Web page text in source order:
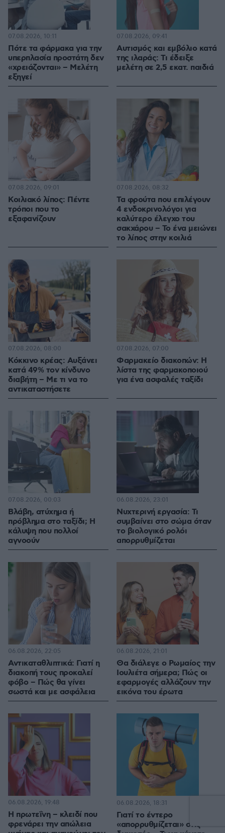
Πότε τα φάρμακα για την
υπερπλασία προστάτη δεν
«χρειάζονται» – Μελέτη
εξηγεί
07.08.2026, 10:11
Αυτισμός και εμβόλιο κατά
της ιλαράς: Τι έδειξε
μελέτη σε 2,5 εκατ. παιδιά
07.08.2026, 09:41
Κοιλιακό λίπος: Πέντε
τρόποι που το
εξαφανίζουν
07.08.2026, 09:01
Τα φρούτα που επιλέγουν
4 ενδοκρινολόγοι για
καλύτερο έλεγχο του
σακχάρου – Το ένα μειώνει
το λίπος στην κοιλιά
07.08.2026, 08:32
Κόκκινο κρέας: Αυξάνει
κατά 49% τον κίνδυνο
διαβήτη – Με τι να το
αντικαταστήσετε
07.08.2026, 08:00
Φαρμακείο διακοπών: Η
λίστα της φαρμακοποιού
για ένα ασφαλές ταξίδι
07.08.2026, 07:00
Βλάβη, ατύχημα ή
πρόβλημα στο ταξίδι; Η
κάλυψη που πολλοί
αγνοούν
07.08.2026, 00:03
Νυχτερινή εργασία: Τι
συμβαίνει στο σώμα όταν
το βιολογικό ρολόι
απορρυθμίζεται
06.08.2026, 23:01
Αντικαταθλιπτικά: Γιατί η
διακοπή τους προκαλεί
φόβο – Πώς θα γίνει
σωστά και με ασφάλεια
06.08.2026, 22:05
Θα διάλεγε ο Ρωμαίος την
Ιουλιέτα σήμερα; Πώς οι
εφαρμογές αλλάζουν την
εικόνα του έρωτα
06.08.2026, 21:01
Η πρωτεΐνη – κλειδί που
φρενάρει την απώλεια
06.08.2026, 19:48
Γιατί το έντερο
«απορρυθμίζεται» στις
06.08.2026, 18:31